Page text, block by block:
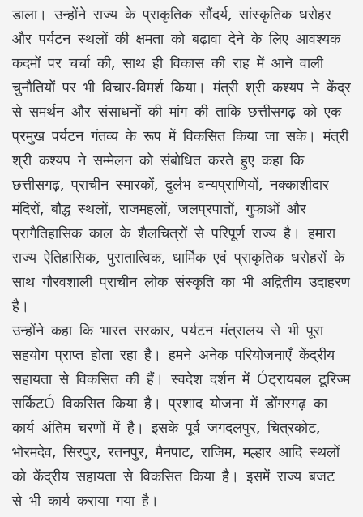
डाला। उन्होंने राज्य के प्राकृतिक सौंदर्य, सांस्कृतिक धरोहर
और पर्यटन स्थलों की क्षमता को बढ़ावा देने के लिए आवश्यक
कदमों पर चर्चा की, साथ ही विकास की राह में आने वाली
चुनौतियों पर भी विचार-विमर्श किया। मंत्री श्री कश्यप ने केंद्र
से समर्थन और संसाधनों की मांग की ताकि छत्तीसगढ़ को एक
प्रमुख पर्यटन गंतव्य के रूप में विकसित किया जा सके। मंत्री
श्री कश्यप ने सम्मेलन को संबोधित करते हुए कहा कि
छत्तीसगढ़, प्राचीन स्मारकों, दुर्लभ वन्यप्राणियों, नक्काशीदार
मंदिरों, बौद्ध स्थलों, राजमहलों, जलप्रपातों, गुफाओं और
प्रागैतिहासिक काल के शैलचित्रों से परिपूर्ण राज्य है। हमारा
राज्य ऐतिहासिक, पुरातात्विक, धार्मिक एवं प्राकृतिक धरोहरों के
साथ गौरवशाली प्राचीन लोक संस्कृति का भी अद्वितीय उदाहरण
है।
उन्होंने कहा कि भारत सरकार, पर्यटन मंत्रालय से भी पूरा
सहयोग प्राप्त होता रहा है। हमने अनेक परियोजनाएँ केंद्रीय
सहायता से विकसित की हैं। स्वदेश दर्शन में Óट्रायबल टूरिज्म
सर्किटÓ विकसित किया है। प्रशाद योजना में डोंगरगढ़ का
कार्य अंतिम चरणों में है। इसके पूर्व जगदलपुर, चित्रकोट,
भोरमदेव, सिरपुर, रतनपुर, मैनपाट, राजिम, मल्हार आदि स्थलों
को केंद्रीय सहायता से विकसित किया है। इसमें राज्य बजट
से भी कार्य कराया गया है।